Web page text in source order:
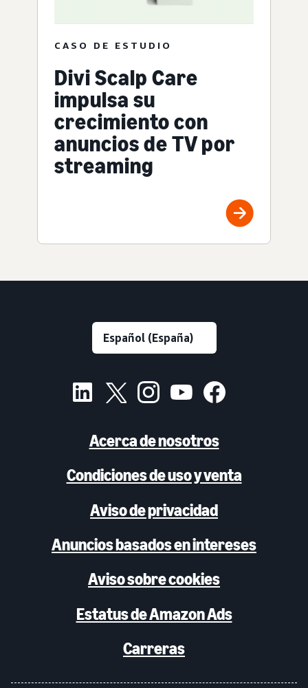
CASO DE ESTUDIO
Divi Scalp Care
impulsa su
crecimiento con
anuncios de TV por
streaming
Acerca de nosotros
Condiciones de uso y venta
Aviso de privacidad
Anuncios basados en intereses
Aviso sobre cookies
Estatus de Amazon Ads
Carreras